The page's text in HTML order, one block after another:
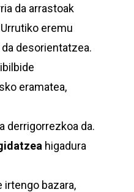
da arrastoak
Urrutiko eremu
desorientatzea.
eramatea,
derrigorrezkoa da.
higadura
irtengo bazara,